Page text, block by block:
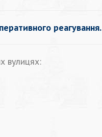
реагування.
вулицях: